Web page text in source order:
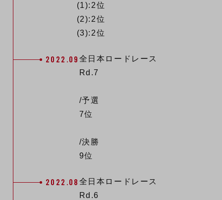
(1):2位
(2):2位
(3):2位
2022.09 全日本ロードレース
Rd.7
/予選
7位
/決勝
9位
2022.08 全日本ロードレース
Rd.6